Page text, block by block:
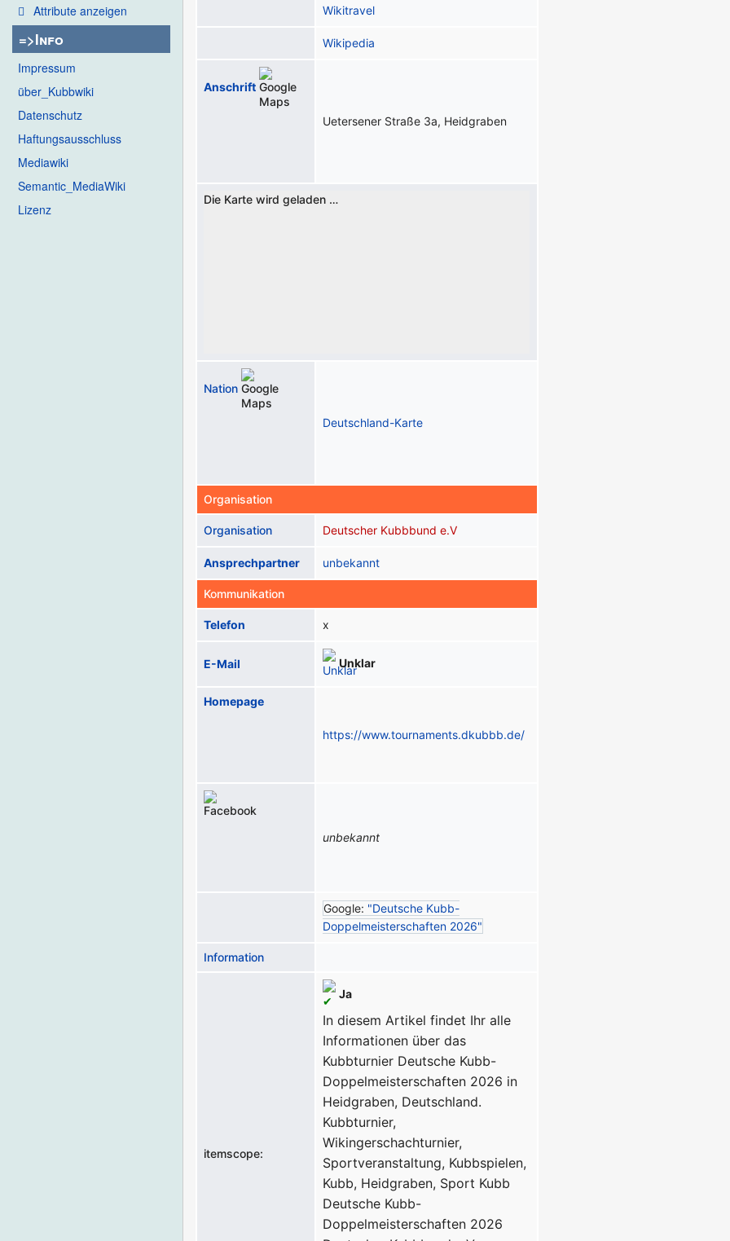
Attribute anzeigen
=>Info
Impressum
über_Kubbwiki
Datenschutz
Haftungsausschluss
Mediawiki
Semantic_MediaWiki
Lizenz
Wikitravel
Wikipedia
Anschrift
Uetersener Straße 3a, Heidgraben
Die Karte wird geladen …
Nation
Deutschland-Karte
Organisation
Organisation Deutscher Kubbbund e.V
Ansprechpartner unbekannt
Kommunikation
Telefon x
E-Mail Unklar
Homepage
https://www.tournaments.dkubbb.de/
unbekannt
Google: "Deutsche Kubb-
Doppelmeisterschaften 2026"
Information
itemscope:
Ja
In diesem Artikel findet Ihr alle
Informationen über das
Kubbturnier Deutsche Kubb-
Doppelmeisterschaften 2026 in
Heidgraben, Deutschland.
Kubbturnier,
Wikingerschachturnier,
Sportveranstaltung, Kubbspielen,
Kubb, Heidgraben, Sport Kubb
Deutsche Kubb-
Doppelmeisterschaften 2026